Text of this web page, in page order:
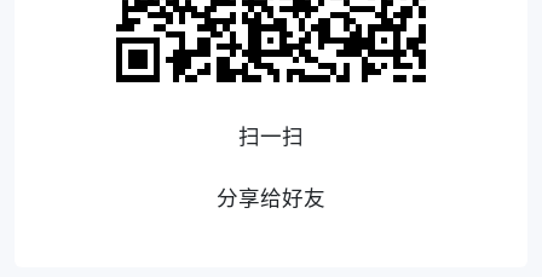
扫一扫
分享给好友